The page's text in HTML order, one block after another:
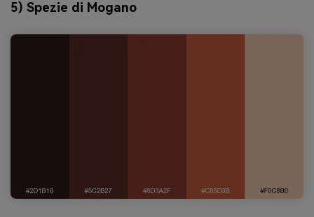
5) Spezie di Mogano